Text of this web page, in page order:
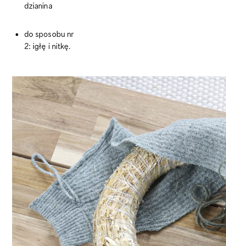
dzianina
do sposobu nr
2: igłę i nitkę.